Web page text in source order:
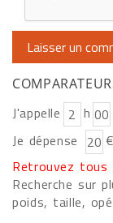
J'appelle h
Je dépense
Retrouvez tous
Recherche sur
poids, taille,